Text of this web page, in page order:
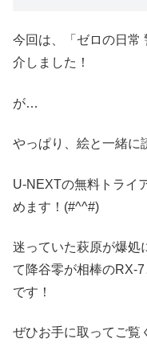
今回は、「ゼロの日常
介しました！
が…
やっぱり、絵と一緒に
U-NEXTの無料トライ
めます！(#^^#)
迷っていた萩原が爆処
て降谷零が相棒のRX-
です！
ぜひお手に取ってご覧